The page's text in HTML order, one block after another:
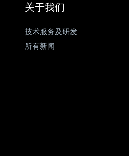
关于我们
技术服务及研发
所有新闻